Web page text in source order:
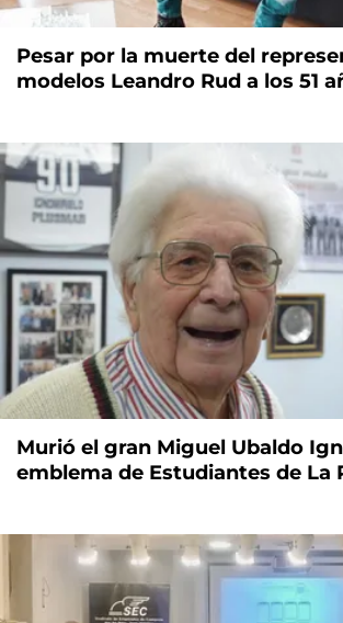
Pesar por la muerte del
modelos Leandro Rud a los 51
Murió el gran Miguel Ubaldo
emblema de Estudiantes de La